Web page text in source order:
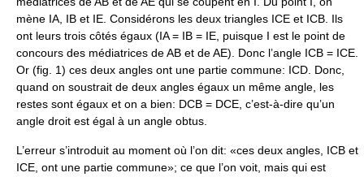
mène IA, IB et IE. Considérons les deux triangles ICE et ICB. Ils
ont leurs trois côtés égaux (IA = IB = IE, puisque I est le point de
concours des médiatrices de AB et de AE). Donc l’angle ICB = ICE.
Or (fig. 1) ces deux angles ont une partie commune: ICD. Donc,
quand on soustrait de deux angles égaux un même angle, les
restes sont égaux et on a bien: DCB = DCE, c’est-à-dire qu’un
angle droit est égal à un angle obtus.
L’erreur s’introduit au moment où l’on dit: «ces deux angles, ICB et
ICE, ont une partie commune»; ce que l’on voit, mais qui est